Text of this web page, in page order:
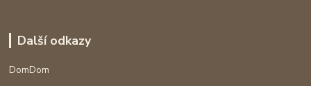
Další odkazy
DomDom